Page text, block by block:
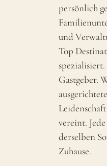
persönlich
und
Top
Gastgeber.
vereint.
derselben
Zuhause.